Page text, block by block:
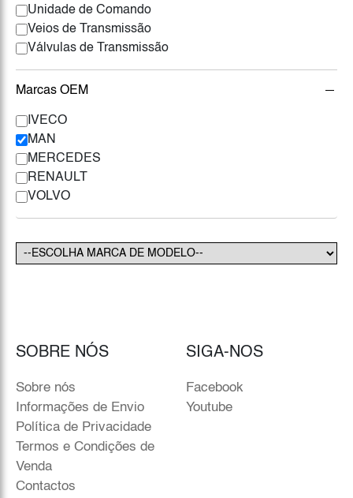
Unidade de Comando
Veios de Transmissão
Válvulas de Transmissão
Marcas OEM
IVECO
MAN
MERCEDES
RENAULT
VOLVO
SOBRE NÓS
Sobre nós
Informações de Envio
Política de Privacidade
Termos e Condições de
Venda
Contactos
SIGA-NOS
Facebook
Youtube